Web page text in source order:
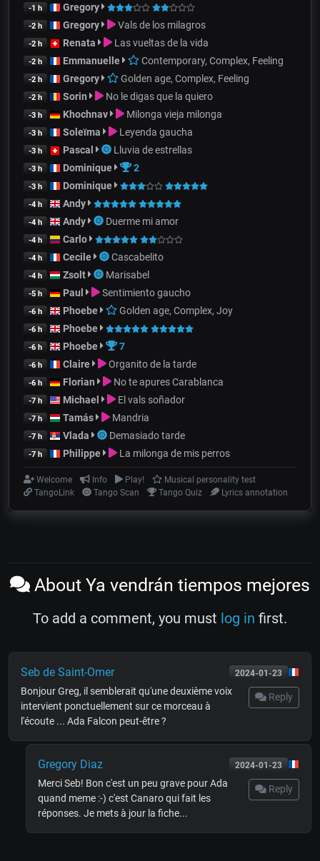
-1 h Gregory
-2 h Gregory Vals de los milagros
-2 h Renata Las vueltas de la vida
-2 h Emmanuelle Contemporary, Complex, Feeling
-2 h Gregory Golden age, Complex, Feeling
-2 h Sorin No le digas que la quiero
-3 h Khochnav Milonga vieja milonga
-3 h Soleïma Leyenda gaucha
-3 h Pascal Lluvia de estrellas
-3 h Dominique 2
-3 h Dominique
-4 h Andy
-4 h Andy Duerme mi amor
-4 h Carlo
-4 h Cecile Cascabelito
-4 h Zsolt Marisabel
-5 h Paul Sentimiento gaucho
-6 h Phoebe Golden age, Complex, Joy
-6 h Phoebe
-6 h Phoebe 7
-6 h Claire Organito de la tarde
-6 h Florian No te apures Carablanca
-7 h Michael El vals soñador
-7 h Tamás Mandria
-7 h Vlada Demasiado tarde
-7 h Philippe La milonga de mis perros
Welcome Info Play!
Musical personality test
TangoLink
Tango Scan Tango Quiz Lyrics annotation
About Ya vendrán tiempos mejores
To add a comment, you must log in first.
2024-01-23
Seb de Saint-Omer
Reply
Bonjour Greg, il semblerait qu'une deuxième voix
intervient ponctuellement sur ce morceau à
l'écoute ... Ada Falcon peut-être ?
2024-01-23
Gregory Diaz
Reply
Merci Seb! Bon c'est un peu grave pour Ada
quand meme :-) c'est Canaro qui fait les
réponses. Je mets à jour la fiche...